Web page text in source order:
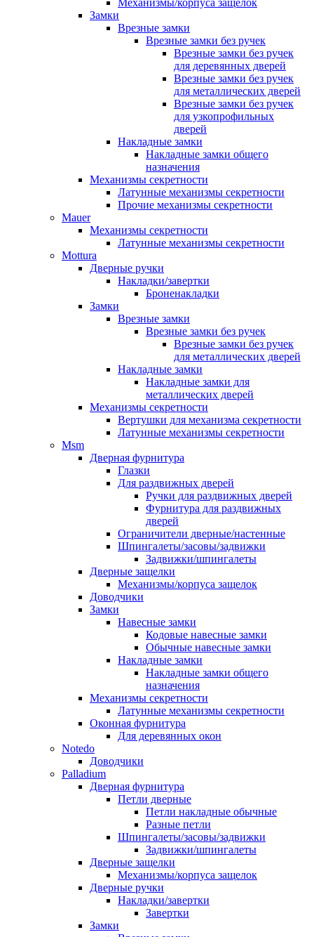
Механизмы/корпуса защелок
Замки
Врезные замки
Врезные замки без ручек
Врезные замки без ручек
для деревянных дверей
Врезные замки без ручек
для металлических дверей
Врезные замки без ручек
для узкопрофильных
дверей
Накладные замки
Накладные замки общего
назначения
Механизмы секретности
Латунные механизмы секретности
Прочие механизмы секретности
Mauer
Механизмы секретности
Латунные механизмы секретности
Mottura
Дверные ручки
Накладки/завертки
Броненакладки
Замки
Врезные замки
Врезные замки без ручек
Врезные замки без ручек
для металлических дверей
Накладные замки
Накладные замки для
металлических дверей
Механизмы секретности
Вертушки для механизма секретности
Латунные механизмы секретности
Msm
Дверная фурнитура
Глазки
Для раздвижных дверей
Ручки для раздвижных дверей
Фурнитура для раздвижных
дверей
Ограничители дверные/настенные
Шпингалеты/засовы/задвижки
Задвижки/шпингалеты
Дверные защелки
Механизмы/корпуса защелок
Доводчики
Замки
Навесные замки
Кодовые навесные замки
Обычные навесные замки
Накладные замки
Накладные замки общего
назначения
Механизмы секретности
Латунные механизмы секретности
Оконная фурнитура
Для деревянных окон
Notedo
Доводчики
Palladium
Дверная фурнитура
Петли дверные
Петли накладные обычные
Разные петли
Шпингалеты/засовы/задвижки
Задвижки/шпингалеты
Дверные защелки
Механизмы/корпуса защелок
Дверные ручки
Накладки/завертки
Завертки
Замки